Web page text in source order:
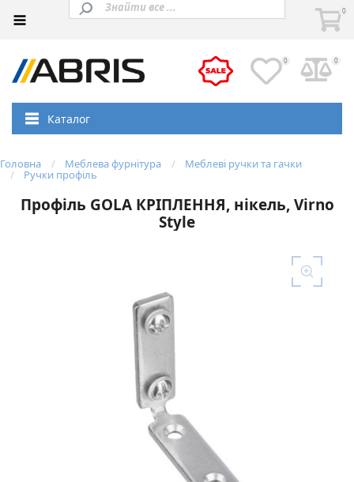
0
0 0
Каталог
Головна Меблева фурнітура Меблеві ручки та гачки
Ручки профіль
Профіль GOLA КРІПЛЕННЯ, нікель, Virno
Style